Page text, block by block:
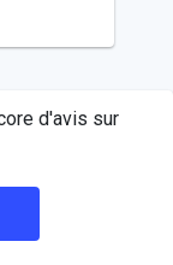
d'avis sur